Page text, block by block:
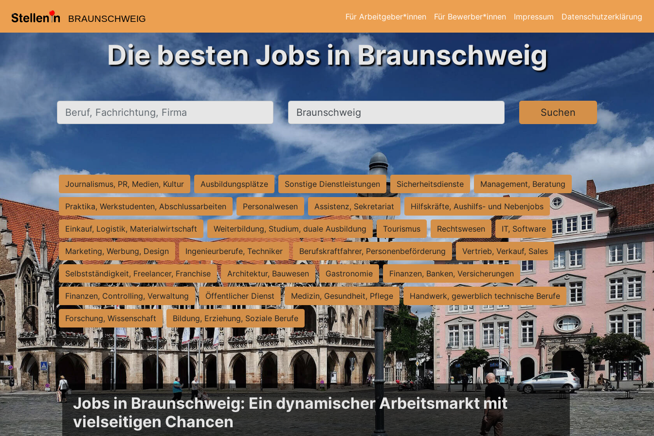
BRAUNSCHWEIG Für Arbeitgeber*innen Für Bewerber*innen Impressum Datenschutzerklärung
Die besten Jobs in Braunschweig
Beruf, Fachrichtung, Firma Ort, Stadt Suchen
Journalismus, PR, Medien, Kultur Ausbildungsplätze Sonstige Dienstleistungen Sicherheitsdienste Management, Beratung
Praktika, Werkstudenten, Abschlussarbeiten Personalwesen Assistenz, Sekretariat Hilfskräfte, Aushilfs- und Nebenjobs
Einkauf, Logistik, Materialwirtschaft Weiterbildung, Studium, duale Ausbildung Tourismus Rechtswesen IT, Software
Marketing, Werbung, Design Ingenieurberufe, Techniker Berufskraftfahrer, Personenbeförderung Vertrieb, Verkauf, Sales
Selbstständigkeit, Freelancer, Franchise Architektur, Bauwesen Gastronomie Finanzen, Banken, Versicherungen
Finanzen, Controlling, Verwaltung Öffentlicher Dienst Medizin, Gesundheit, Pflege Handwerk, gewerblich technische Berufe
Forschung, Wissenschaft Bildung, Erziehung, Soziale Berufe
Jobs in Braunschweig: Ein dynamischer Arbeitsmarkt mit
vielseitigen Chancen